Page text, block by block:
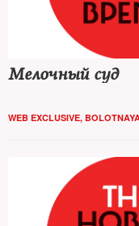
Мелочный суд
WEB EXCLUSIVE,